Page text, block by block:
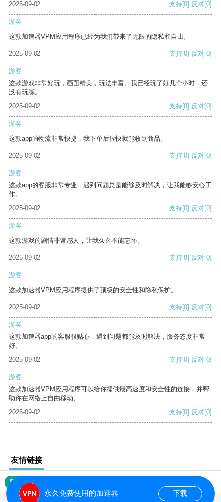
2025-09-02 支持[0] 反对[0]
游客
这款加速器VPM应用程序已经为我们带来了无限的隐私和自由。
2025-09-02 支持[0] 反对[0]
游客
这款游戏非常好玩，画面精美，玩法丰富。我已经玩了好几个小时，还
没有玩腻。
2025-09-02
支持[0] 反对[0]
游客
这款app的物流非常快捷，我下单后很快就能收到商品。
2025-09-02 支持[0] 反对[0]
游客
这款app的客服非常专业，遇到问题总是能够及时解决，让我能够安心工
作。
2025-09-02
支持[0] 反对[0]
游客
这款游戏的剧情非常感人，让我久久不能忘怀。
2025-09-02 支持[0] 反对[0]
游客
这款加速器VPM应用程序提供了顶级的安全性和隐私保护。
2025-09-02 支持[0] 反对[0]
游客
这款加速器app的客服很贴心，遇到问题都能及时解决，服务态度非常
好。
2025-09-02
支持[0] 反对[0]
游客
这款加速器VPM应用程序可以给你提供最高速度和安全性的连接，并帮
助你在网络上自由移动。
2025-09-02
支持[0] 反对[0]
友情链接
网站地图
永久免费使用的加速器 下载